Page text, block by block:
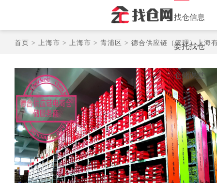
找仓信息
委托找仓
仓储课堂
首页 > 上海市 > 上海市 > 青浦区 > 德合供应链（管理）上海